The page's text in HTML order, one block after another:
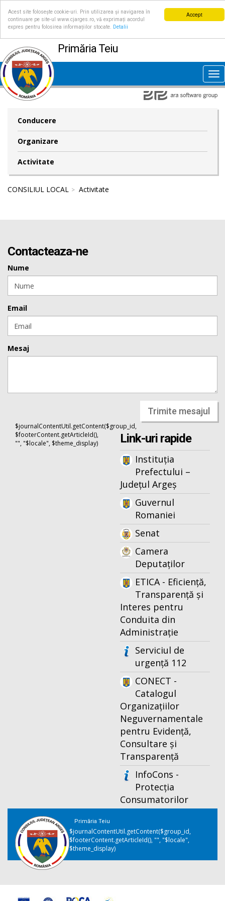
Accept
Acest site folosește cookie-uri. Prin utilizarea și navigarea în
continuare pe site-ul www.cjarges.ro, vă exprimați acordul
expres pentru folosirea informațiilor stocate.
Detalii
Primăria Teiu
Conducere
Organizare
Activitate
CONSILIUL LOCAL Activitate
Contacteaza-ne
Nume
Email
Mesaj
Trimite mesajul
$journalContentUtil.getContent($group_id,
$footerContent.getArticleId(),
"", "$locale", $theme_display)
Link-uri rapide
Instituția
Prefectului –
Județul Argeș
Guvernul
Romaniei
Senat
Camera
Deputaților
ETICA - Eficiență,
Transparență și
Interes pentru
Conduita din
Administrație
Serviciul de
urgență 112
CONECT -
Catalogul
Organizațiilor
Neguvernamentale
pentru Evidență,
Consultare și
Transparență
InfoCons -
Protecția
Consumatorilor
Primăria Teiu
$journalContentUtil.getContent($group_id,
$footerContent.getArticleId(), "", "$locale",
$theme_display)